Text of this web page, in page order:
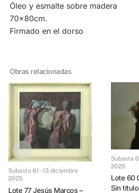
Óleo y esmalte sobre madera
70x80cm.
Firmado en el dorso
Obras relacionadas
Subasta 61 - 13 diciembre
2025
Lote 77 Jesús Marcos –
Subasta 61 - 13 diciembre
2025
Lote 60 Carlos Cañas –
Sin título